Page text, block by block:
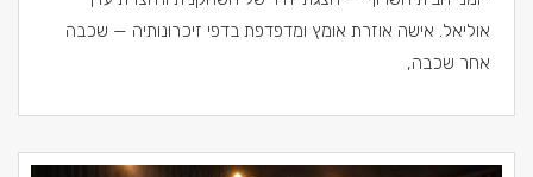
אוליאל. אישה אוזרת אומץ ומדפדפת בדפי זיכרונותיה — שכבה
אחר שכבה,